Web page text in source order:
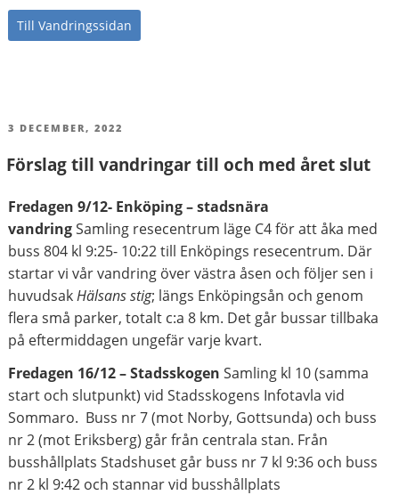
Till Vandringssidan
PUBLICERAT
3 DECEMBER, 2022
Förslag till vandringar till och med året slut
Fredagen 9/12- Enköping – stadsnära
vandringSamling resecentrum läge C4 för att åka med
buss 804 kl 9:25- 10:22 till Enköpings resecentrum. Där
startar vi vår vandring över västra åsen och följer sen i
huvudsakHälsans stig; längs Enköpingsån och genom
flera små parker, totalt c:a 8 km. Det går bussar tillbaka
på eftermiddagen ungefär varje kvart.
Fredagen 16/12 – Stadsskogen Samling kl 10 (samma
start och slutpunkt) vid Stadsskogens Infotavla vid
Sommaro. Buss nr 7 (mot Norby, Gottsunda) och buss
nr 2 (mot Eriksberg) går från centrala stan. Från
busshållplats Stadshuset går buss nr 7 kl 9:36 och buss
nr 2 kl 9:42 och stannar vid busshållplats